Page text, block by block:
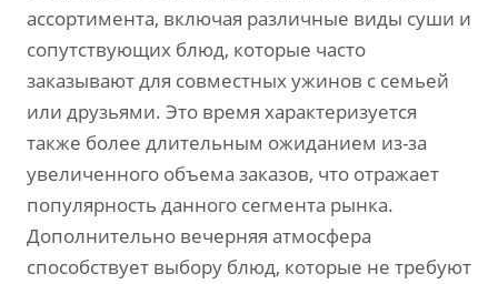
ассортимента, включая различные виды суши и
сопутствующих блюд, которые часто
заказывают для совместных ужинов с семьей
или друзьями. Это время характеризуется
также более длительным ожиданием из-за
увеличенного объема заказов, что отражает
популярность данного сегмента рынка.
Дополнительно вечерняя атмосфера
способствует выбору блюд, которые не требуют